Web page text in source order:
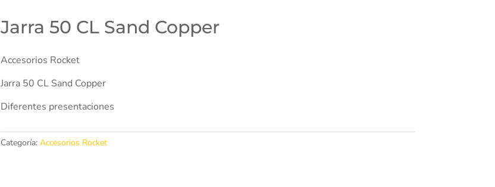
Jarra 50 CL Sand Copper
Accesorios Rocket
Jarra 50 CL Sand Copper
Diferentes presentaciones
Categoría: Accesorios Rocket